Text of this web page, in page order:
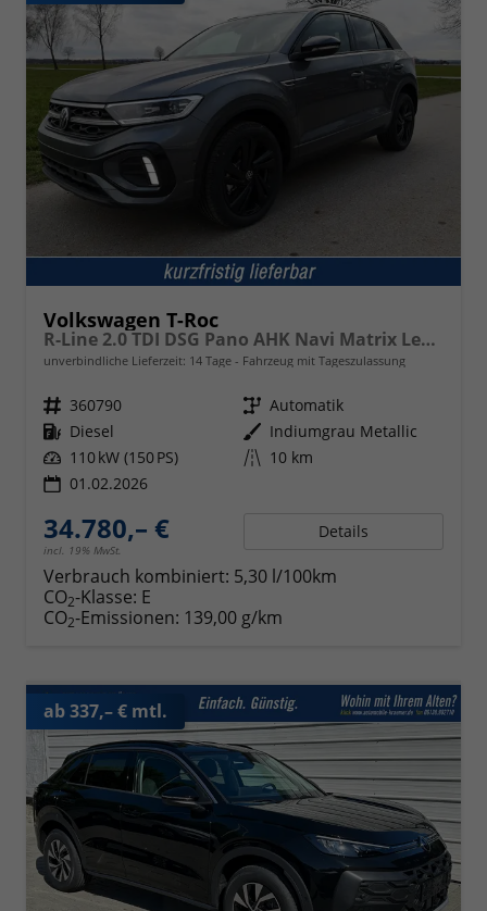
Volkswagen T-Roc
R-Line 2.0 TDI DSG Pano AHK Navi Matrix Leder
unverbindliche Lieferzeit: 14 Tage Fahrzeug mit Tageszulassung
Fahrzeugnr. 360790 Getriebe Automatik
Kraftstoff Diesel Außenfarbe Indiumgrau Metallic
Leistung 110 kW (150 PS) Kilometerstand 10 km
01.02.2026
34.780,– €
incl. 19% MwSt.
Details
Verbrauch kombiniert: 5,30 l/100km
CO2-Klasse: E
CO2-Emissionen: 139,00 g/km
ab 337,– € mtl.